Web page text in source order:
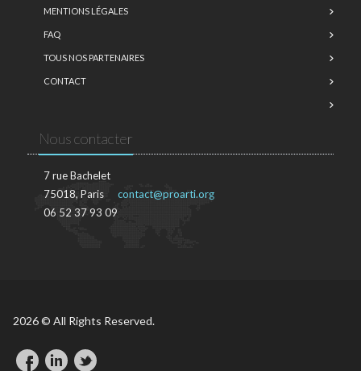
MENTIONS LÉGALES
FAQ
TOUS NOS PARTENAIRES
CONTACT
Nous contacter
7 rue Bachelet
75018, Paris
06 52 37 93 09
contact@proarti.org
2026 © All Rights Reserved.